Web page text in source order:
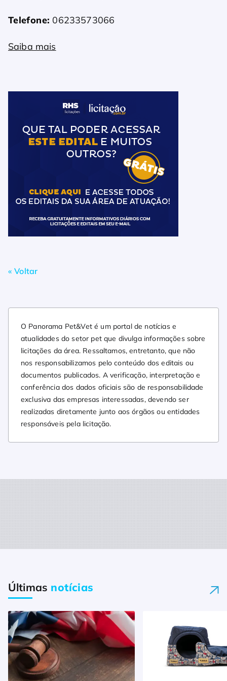
Telefone: 06233573066
Saiba mais
« Voltar
O Panorama Pet&Vet é um portal de notícias e
atualidades do setor pet que divulga informações sobre
licitações da área. Ressaltamos, entretanto, que não
nos responsabilizamos pelo conteúdo dos editais ou
documentos publicados. A verificação, interpretação e
conferência dos dados oficiais são de responsabilidade
exclusiva das empresas interessadas, devendo ser
realizadas diretamente junto aos órgãos ou entidades
responsáveis pela licitação.
Últimas notícias